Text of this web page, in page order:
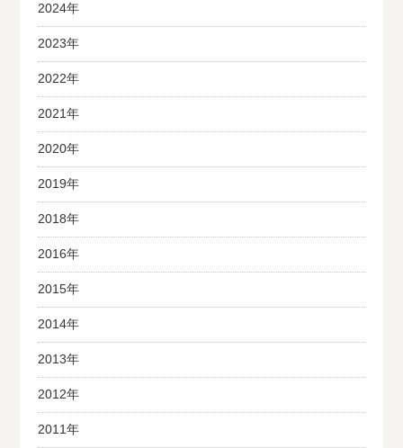
2024年
2023年
2022年
2021年
2020年
2019年
2018年
2016年
2015年
2014年
2013年
2012年
2011年